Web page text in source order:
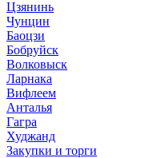
Цзянинь
Чунцин
Баоцзи
Бобруйск
Волковыск
Ларнака
Вифлеем
Анталья
Гагра
Худжанд
Закупки и торги